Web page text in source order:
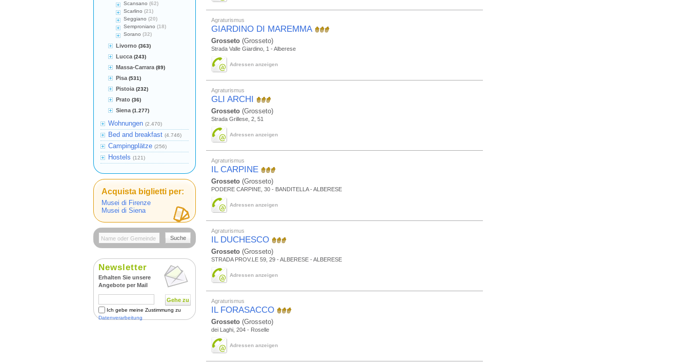
Agraturismus
GIARDINO DI MAREMMA
Grosseto (Grosseto)
Strada Valle Giardino, 1 - Alberese
Adressen anzeigen
Agraturismus
GLI ARCHI
Grosseto (Grosseto)
Strada Grillese, 2, 51
Adressen anzeigen
Agraturismus
IL CARPINE
Grosseto (Grosseto)
PODERE CARPINE, 30 - BANDITELLA - ALBERESE
Adressen anzeigen
Agraturismus
IL DUCHESCO
Grosseto (Grosseto)
STRADA PROV.LE 59, 29 - ALBERESE - ALBERESE
Adressen anzeigen
Agraturismus
IL FORASACCO
Grosseto (Grosseto)
dei Laghi, 204 - Roselle
Adressen anzeigen
Scansano (62)
Scarlino (21)
Seggiano (20)
Semproniano (18)
Sorano (32)
Livorno (363)
Lucca (243)
Massa-Carrara (89)
Pisa (531)
Pistoia (232)
Prato (36)
Siena (1.277)
Wohnungen (2.470)
Bed and breakfast (4.746)
Campingplätze (256)
Hostels (121)
Acquista biglietti per:
Musei di Firenze
Musei di Siena
Suche
Newsletter
Erhalten Sie unsere
Angebote per Mail
Gehe zu
Ich gebe meine Zustimmung zu
Datenverarbeitung